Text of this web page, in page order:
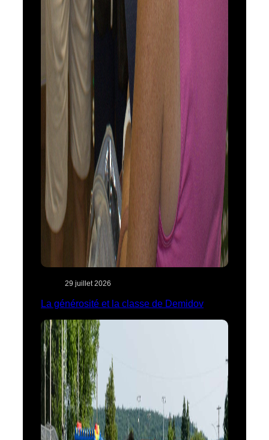
29 juillet 2026
La générosité et la classe de Demidov